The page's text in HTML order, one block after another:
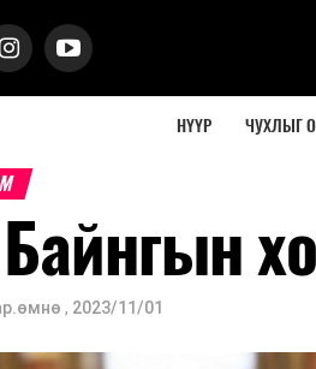
НҮҮР ЧУХЛЫГ
, 2023/11/01